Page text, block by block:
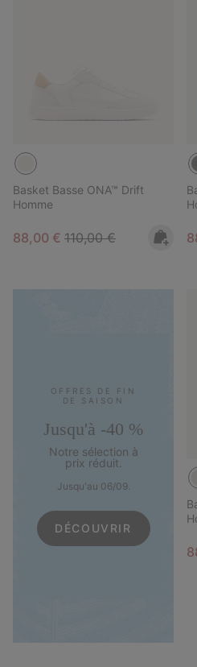
Basket Basse ONA™ Drift
Homme
Sale price:
88,00 € Regular price:
110,00 €
OFFRES DE FIN
DE SAISON
Jusqu'à -40 %
Notre sélection à
prix réduit.
Jusqu'au 06/09.
DÉCOUVRIR